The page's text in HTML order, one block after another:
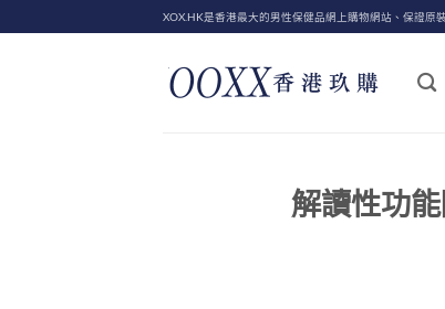
to
XOX.HK是香港最大的男性保健品網上購物網站、保證原
解讀性功